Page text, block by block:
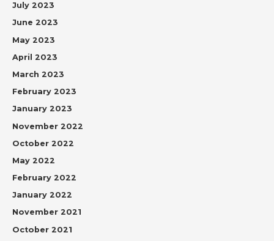
July 2023
June 2023
May 2023
April 2023
March 2023
February 2023
January 2023
November 2022
October 2022
May 2022
February 2022
January 2022
November 2021
October 2021